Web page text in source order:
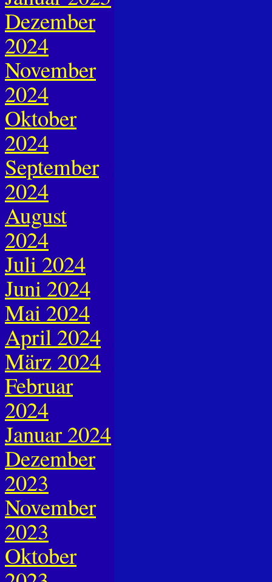
Dezember
2024
November
2024
Oktober
2024
September
2024
August
2024
Juli 2024
Juni 2024
Mai 2024
April 2024
März 2024
Februar
2024
Januar 2024
Dezember
2023
November
2023
Oktober